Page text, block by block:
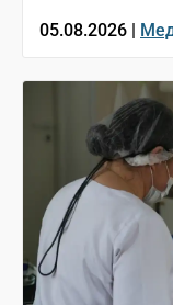
05.08.2026 |